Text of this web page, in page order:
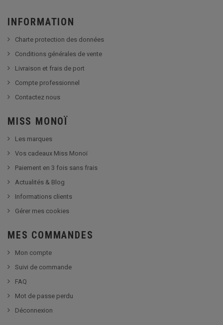
INFORMATION
Charte protection des données
Conditions générales de vente
Livraison et frais de port
Compte professionnel
Contactez nous
MISS MONOÏ
Les marques
Vos cadeaux Miss Monoï
Paiement en 3 fois sans frais
Actualités & Blog
Informations clients
Gérer mes cookies
MES COMMANDES
Mon compte
Suivi de commande
FAQ
Mot de passe perdu
Déconnexion